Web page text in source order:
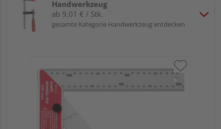
Handwerkzeug
ab 9,01 € / Stk.
gesamte Kategorie Handwerkzeug entdecken